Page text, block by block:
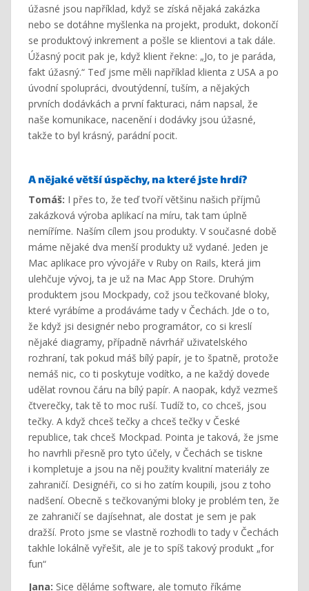
úžasné jsou například, když se získá nějaká zakázka
nebo se dotáhne myšlenka na projekt, produkt, dokončí
se produktový inkrement a pošle se klientovi a tak dále.
Úžasný pocit pak je, když klient řekne: „Jo, to je paráda,
fakt úžasný.“ Teď jsme měli například klienta z USA a po
úvodní spolupráci, dvoutýdenní, tuším, a nějakých
prvních dodávkách a první fakturaci, nám napsal, že
naše komunikace, nacenění i dodávky jsou úžasné,
takže to byl krásný, parádní pocit.
A nějaké větší úspěchy, na které jste hrdí?
Tomáš: I přes to, že teď tvoří většinu našich příjmů
zakázková výroba aplikací na míru, tak tam úplně
nemíříme. Naším cílem jsou produkty. V současné době
máme nějaké dva menší produkty už vydané. Jeden je
Mac aplikace pro vývojáře v Ruby on Rails, která jim
ulehčuje vývoj, ta je už na Mac App Store. Druhým
produktem jsou Mockpady, což jsou tečkované bloky,
které vyrábíme a prodáváme tady v Čechách. Jde o to,
že když jsi designér nebo programátor, co si kreslí
nějaké diagramy, případně návrhář uživatelského
rozhraní, tak pokud máš bílý papír, je to špatně, protože
nemáš nic, co ti poskytuje vodítko, a ne každý dovede
udělat rovnou čáru na bílý papír. A naopak, když vezmeš
čtverečky, tak tě to moc ruší. Tudíž to, co chceš, jsou
tečky. A když chceš tečky a chceš tečky v České
republice, tak chceš Mockpad. Pointa je taková, že jsme
ho navrhli přesně pro tyto účely, v Čechách se tiskne
i kompletuje a jsou na něj použity kvalitní materiály ze
zahraničí. Designéři, co si ho zatím koupili, jsou z toho
nadšení. Obecně s tečkovanými bloky je problém ten, že
ze zahraničí se dajísehnat, ale dostat je sem je pak
dražší. Proto jsme se vlastně rozhodli to tady v Čechách
takhle lokálně vyřešit, ale je to spíš takový produkt „for
fun“
Jana: Sice děláme software, ale tomuto říkáme